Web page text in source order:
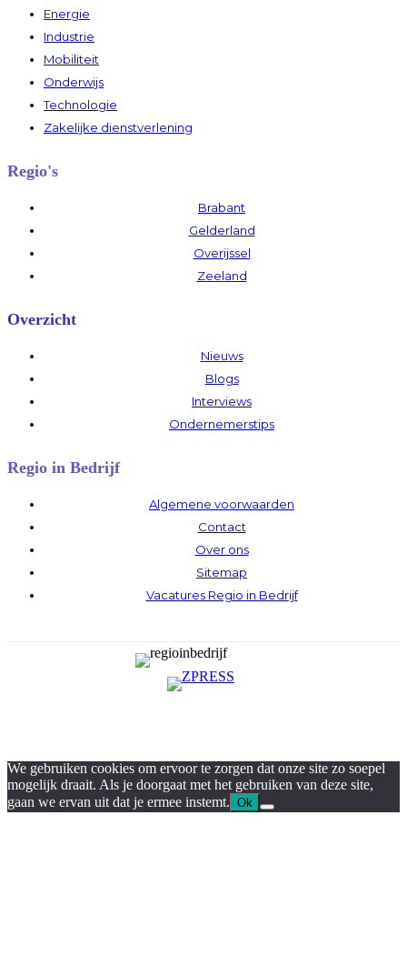
Energie
Industrie
Mobiliteit
Onderwijs
Technologie
Zakelijke dienstverlening
Regio's
Brabant
Gelderland
Overijssel
Zeeland
Overzicht
Nieuws
Blogs
Interviews
Ondernemerstips
Regio in Bedrijf
Algemene voorwaarden
Contact
Over ons
Sitemap
Vacatures Regio in Bedrijf
We gebruiken cookies om ervoor te zorgen dat onze site zo soepel
mogelijk draait. Als je doorgaat met het gebruiken van deze site,
gaan we ervan uit dat je ermee instemt. Ok